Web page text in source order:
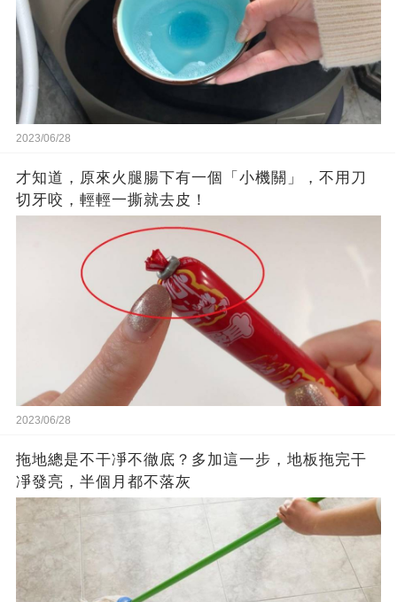
2023/06/28
才知道，原來火腿腸下有一個「小機關」，不用刀
切牙咬，輕輕一撕就去皮！
2023/06/28
拖地總是不干凈不徹底？多加這一步，地板拖完干
凈發亮，半個月都不落灰